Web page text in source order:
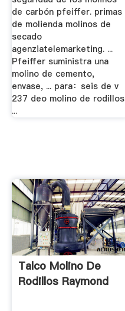
de carbón pfeiffer. primas
de molienda molinos de
secado
agenziatelemarketing. ...
Pfeiffer suministra una
molino de cemento,
envase, ... para：seis de v
237 deo molino de rodillos
...
Talco Molino De
Rodillos Raymond